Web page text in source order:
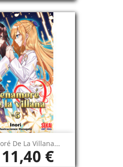
De La Villana...
11,40 €